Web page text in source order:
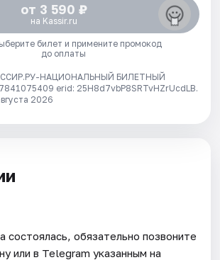
от 3 590 ₽
на Kassir.ru
билет и примените промокод
до оплаты
НАЦИОНАЛЬНЫЙ БИЛЕТНЫЙ
erid: 25H8d7vbP8SRTvHZrUcdLB.
2026
состоялась, обязательно позвоните
или в Telegram указанным на